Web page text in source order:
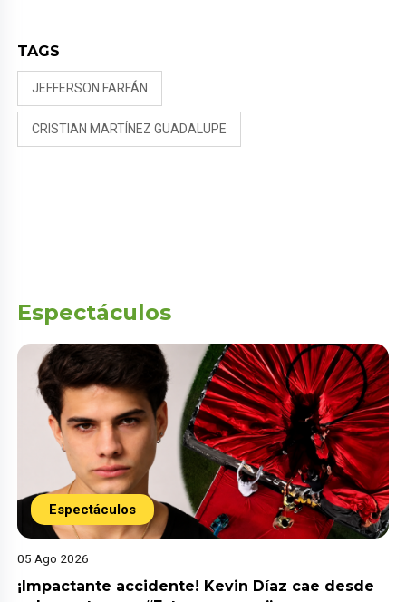
TAGS
JEFFERSON FARFÁN
CRISTIAN MARTÍNEZ GUADALUPE
Espectáculos
Espectáculos
05 Ago 2026
¡Impactante accidente! Kevin Díaz cae desde